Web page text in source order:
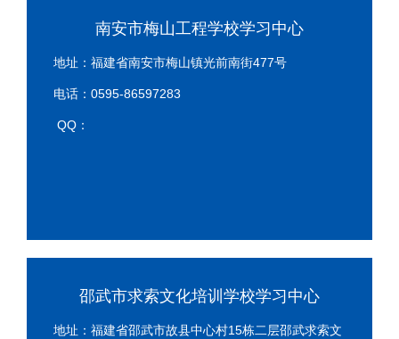
南安市梅山工程学校学习中心
地址：福建省南安市梅山镇光前南街477号
电话：0595-86597283
QQ：
邵武市求索文化培训学校学习中心
地址：福建省邵武市故县中心村15栋二层邵武求索文